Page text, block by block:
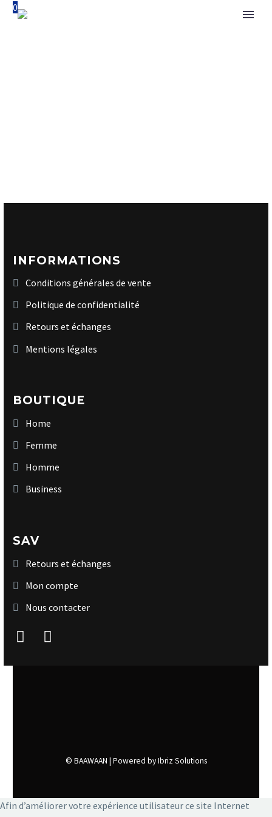
0
INFORMATIONS
Conditions générales de vente
Politique de confidentialité
Retours et échanges
Mentions légales
BOUTIQUE
Home
Femme
Homme
Business
SAV
Retours et échanges
Mon compte
Nous contacter
© BAAWAAN | Powered by Ibriz Solutions
Afin d’améliorer votre expérience utilisateur ce site Internet